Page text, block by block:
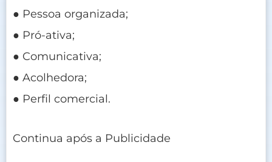
● Pessoa organizada;
● Pró-ativa;
● Comunicativa;
● Acolhedora;
● Perfil comercial.
Continua após a Publicidade